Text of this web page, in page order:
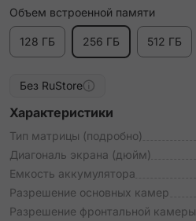
Объем встроенной памяти
128 ГБ 256 ГБ 512 ГБ
Без RuStore
Характеристики
Тип матрицы (подробно)
Диагональ экрана (дюйм)
Емкость аккумулятора
Разрешение основных камер
Разрешение фронтальной камеры